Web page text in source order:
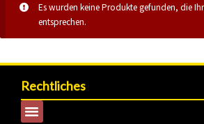
Es wurden keine Produkte gefunden, die
entsprechen.
Rechtliches